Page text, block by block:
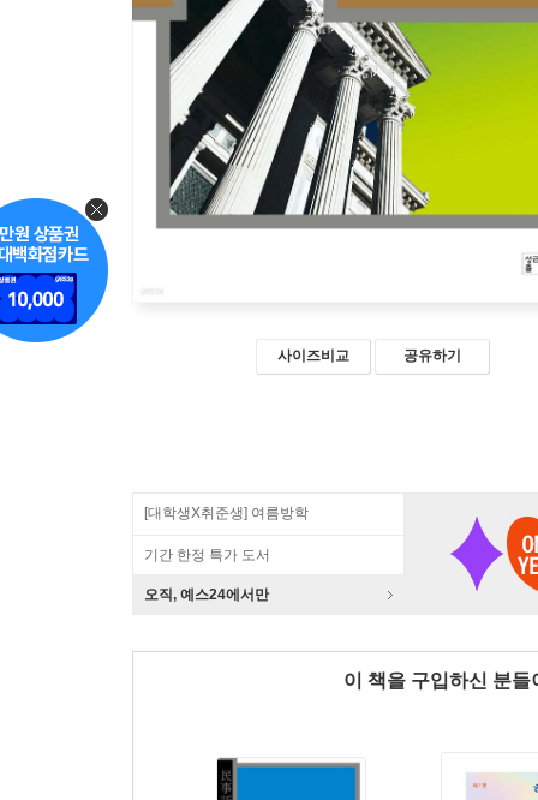
사이즈비교 공유하기
[대학생X취준생] 여름방학
기간 한정 특가 도서
오직, 예스24에서만
이 책을 구입하신 분